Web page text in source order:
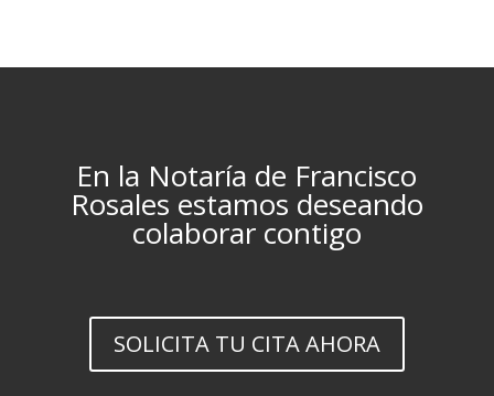
En la Notaría de Francisco
Rosales estamos deseando
colaborar contigo
SOLICITA TU CITA AHORA